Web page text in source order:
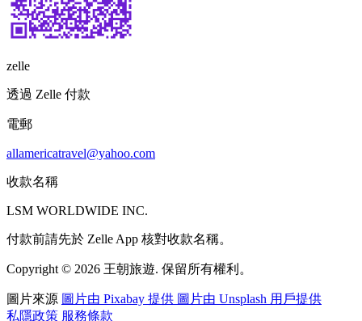
zelle
透過 Zelle 付款
電郵
allamericatravel@yahoo.com
收款名稱
LSM WORLDWIDE INC.
付款前請先於 Zelle App 核對收款名稱。
Copyright © 2026 王朝旅遊. 保留所有權利。
圖片來源 圖片由 Pixabay 提供 圖片由 Unsplash 用戶提供
私隱政策 服務條款